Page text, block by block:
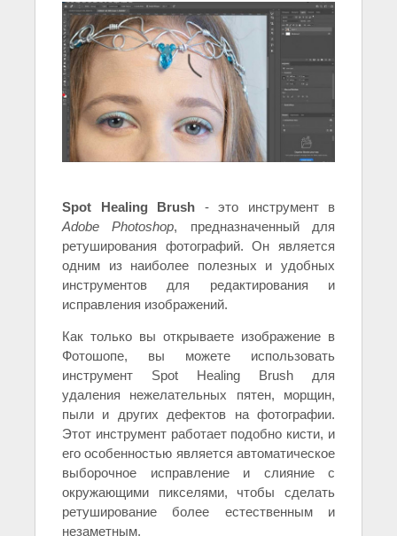
Spot Healing Brush - это инструмент в
Adobe Photoshop, предназначенный для
ретуширования фотографий. Он является
одним из наиболее полезных и удобных
инструментов для редактирования и
исправления изображений.
Как только вы открываете изображение в
Фотошопе, вы можете использовать
инструмент Spot Healing Brush для
удаления нежелательных пятен, морщин,
пыли и других дефектов на фотографии.
Этот инструмент работает подобно кисти, и
его особенностью является автоматическое
выборочное исправление и слияние с
окружающими пикселями, чтобы сделать
ретуширование более естественным и
незаметным.